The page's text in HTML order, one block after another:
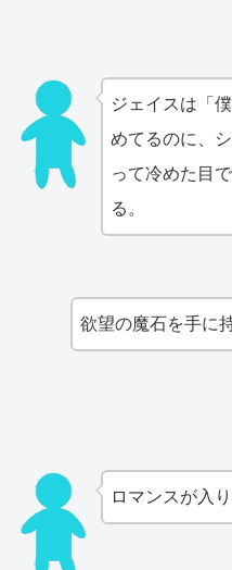
ジェイスは「
めてるのに、
って冷めた目
る。
欲望の魔石を手に
ロマンスが入